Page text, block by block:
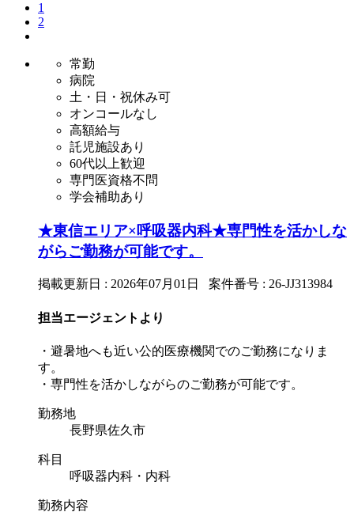
1
2
常勤
病院
土・日・祝休み可
オンコールなし
高額給与
託児施設あり
60代以上歓迎
専門医資格不問
学会補助あり
★東信エリア×呼吸器内科★専門性を活かしな
がらご勤務が可能です。
掲載更新日 : 2026年07月01日 案件番号 : 26-JJ313984
担当エージェントより
・避暑地へも近い公的医療機関でのご勤務になりま
す。
・専門性を活かしながらのご勤務が可能です。
勤務地
長野県佐久市
科目
呼吸器内科・内科
勤務内容